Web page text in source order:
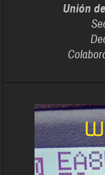
Unión